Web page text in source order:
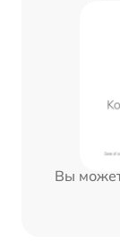
Вы